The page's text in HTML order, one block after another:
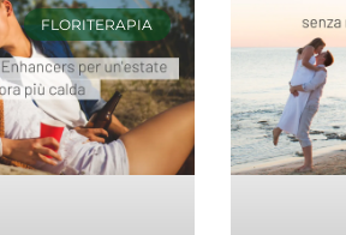
FLORITERAPIA